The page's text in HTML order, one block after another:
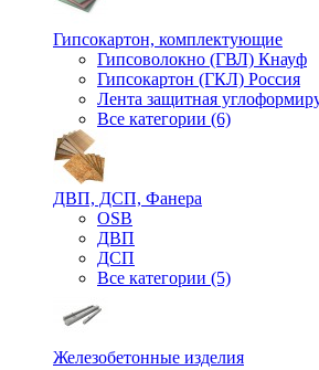
Гипсокартон, комплектующие
Гипсоволокно (ГВЛ) Кнауф
Гипсокартон (ГКЛ) Россия
Лента защитная
Все категории (6)
ДВП, ДСП, Фанера
OSB
ДВП
ДСП
Все категории (5)
Железобетонные изделия